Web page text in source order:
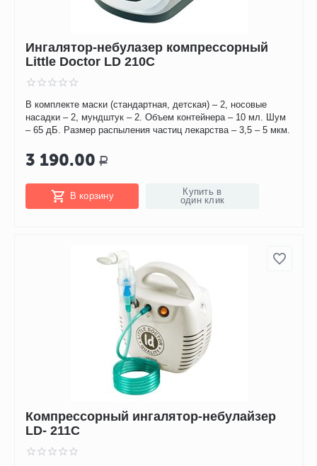
Ингалятор-небулазер компрессорный
Little Doctor LD 210C
В комплекте маски (стандартная, детская) – 2, носовые
насадки – 2, мундштук – 2. Объем контейнера – 10 мл. Шум
– 65 дБ. Размер распыления частиц лекарства – 3,5 – 5 мкм.
3 190.00 Р
В корзину
Купить в
один клик
Компрессорный ингалятор-небулайзер
LD- 211C